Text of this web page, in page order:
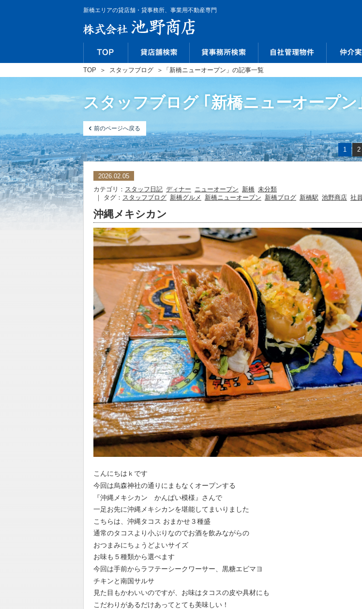
新橋エリアの貸店舗・貸事務所、事業用不動産専門
TOP ＞ スタッフブログ ＞ 「新橋ニューオープン」の記事一覧
スタッフブログ ｢新橋ニューオープン
前のページへ戻る
1 2
2026.02.05
カテゴリ： スタッフ日記 ディナー ニューオープン 新橋 未分類
｜ タグ： スタッフブログ 新橋グルメ 新橋ニューオープン 新橋ブログ 新橋駅 池野商店 社
沖縄メキシカン
こんにちはｋです
今回は烏森神社の通りにまもなくオープンする
『沖縄メキシカン かんぱい模様』さんで
一足お先に沖縄メキシカンを堪能してまいりました
こちらは、沖縄タコス おまかせ３種盛
通常のタコスより小ぶりなのでお酒を飲みながらの
おつまみにちょうどよいサイズ
お味も５種類から選べます
今回は手前からラフテーシークワーサー、黒糖エビマヨ
チキンと南国サルサ
見た目もかわいいのですが、お味はタコスの皮や具材にも
こだわりがあるだけあってとても美味しい！